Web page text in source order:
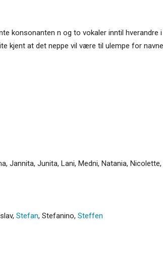
konsonanten n og to vokaler inntil hverandre
kjent at det neppe vil være til ulempe for
, Jannita, Junita, Lani, Medni, Natania, Nicolette,
, Stefan, Stefanino, Steffen